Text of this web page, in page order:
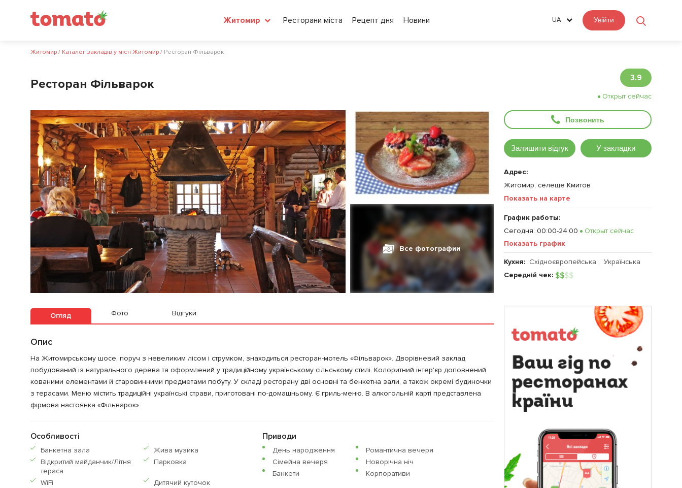
Житомир Ресторани міста Рецепт дня Новини UA Увійти
Житомир / Каталог закладів у місті Житомир / Ресторан Фiльварок
Ресторан Фiльварок 3.9
Открыт сейчас
Позвонить
Залишити відгук У закладки
Адрес:
Житомир, селеще Кмитов
Показать на карте
График работы:
Сегодня: 00:00-24:00
Открыт сейчас
Показать график
Кухня: Східноєвропейська , Українська
Середній чек: $$$$
Все фотографии
Огляд Фото Відгуки
Опис
На Житомирському шосе, поруч з невеликим лісом і струмком, знаходиться ресторан-мотель «Фільварок». Дворівневий заклад
побудований із натурального дерева та оформлений у традиційному українському сільському стилі. Колоритний інтер'єр доповнений
кованими елементами й старовинними предметами побуту. У складі ресторану дві основні та бенкетна зали, а також окремі будиночки
з терасами. Меню містить традиційні українські страви, приготовані по-домашньому. Є гриль-меню. В алкогольній карті представлена ​​
фірмова настоянка «Фільварок».
Особливості
Банкетна зала
Жива музика
Відкритий майданчик/Літня
тераса
Парковка
WiFi Дитячий куточок
Приводи
День народження
Романтична вечеря
Сімейна вечеря
Новорічна ніч
Банкети
Корпоративи